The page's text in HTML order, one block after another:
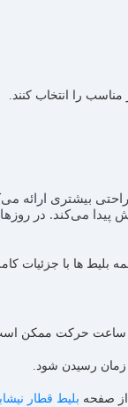
را انتخاب کنند.
بیشتری ارائه
پیدا می‌کند. در
بلیط ها با جزئیات
ساعت حرکت ممکن
از صفحه بلیط قطار